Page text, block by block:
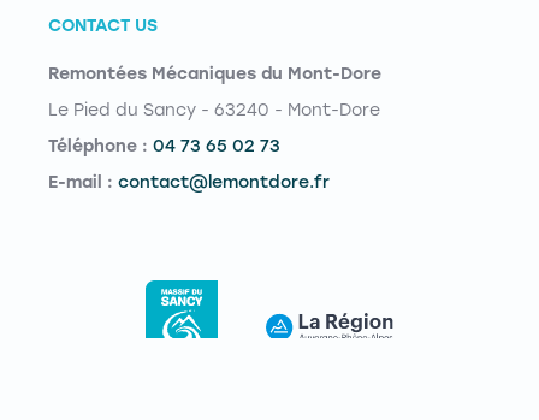
CONTACT US
Remontées Mécaniques du Mont-Dore
Le Pied du Sancy - 63240 - Mont-Dore
Téléphone : 04 73 65 02 73
E-mail : contact@lemontdore.fr